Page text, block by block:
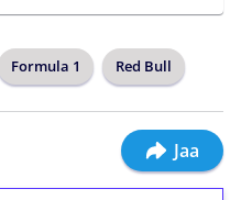
Formula 1 Red Bull
Jaa